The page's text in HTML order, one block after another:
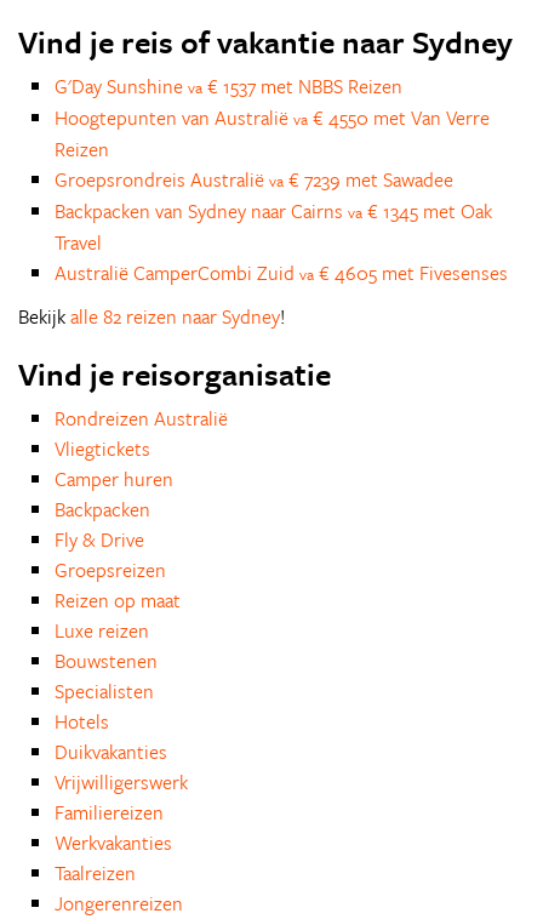
Vind je reis of vakantie naar Sydney
G'Day Sunshine va € 1537 met NBBS Reizen
Hoogtepunten van Australië va € 4550 met Van Verre
Reizen
Groepsrondreis Australië va € 7239 met Sawadee
Backpacken van Sydney naar Cairns va € 1345 met Oak
Travel
Australië CamperCombi Zuid va € 4605 met Fivesenses
Bekijkalle 82 reizen naar Sydney!
Vind je reisorganisatie
Rondreizen Australië
Vliegtickets
Camper huren
Backpacken
Fly & Drive
Groepsreizen
Reizen op maat
Luxe reizen
Bouwstenen
Specialisten
Hotels
Duikvakanties
Vrijwilligerswerk
Familiereizen
Werkvakanties
Taalreizen
Jongerenreizen